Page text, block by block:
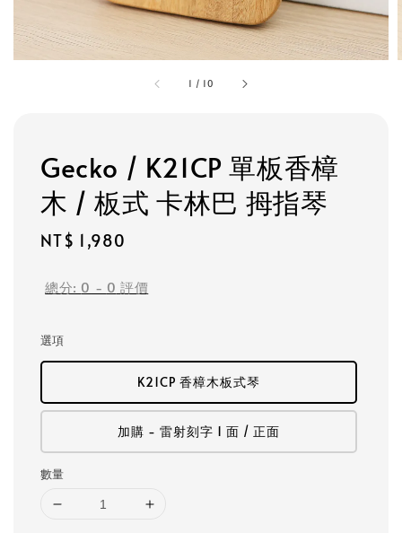
1 / 10
Gecko / K21CP 單板香樟
木 / 板式 卡林巴 拇指琴
Regular
NT$ 1,980
總分: 0 - 0 評價
選項
K21CP 香樟木板式琴
加購 - 雷射刻字 1 面 / 正面
數量